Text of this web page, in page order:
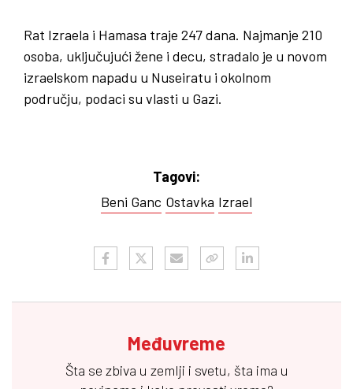
Rat Izraela i Hamasa traje 247 dana. Najmanje 210
osoba, uključujući žene i decu, stradalo je u novom
izraelskom napadu u Nuseiratu i okolnom
području, podaci su vlasti u Gazi.
Tagovi:
Beni Ganc Ostavka Izrael
Međuvreme
Šta se zbiva u zemlji i svetu, šta ima u